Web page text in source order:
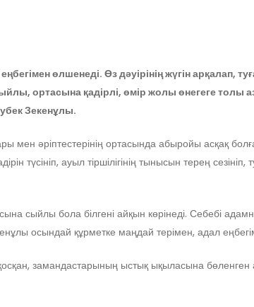
өлшенеді. Өз дәуірінің жүгін арқалап,
ортасына қадірлі, өмір жолы өнегеге
Зекенұлы.
әріптестерінің ортасында абыройы асқақ
түсініп, ауыл тіршілігінің тынысын терең
сыйлы бола білгені айқын көрінеді. Себебі
осындай құрметке маңдай терімен, адал
замандастарының ыстық ықыласына